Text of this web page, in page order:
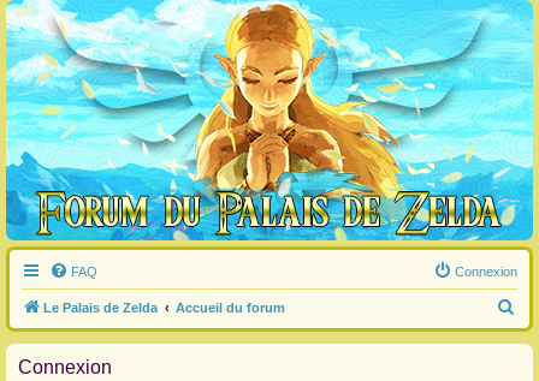
FAQ Connexion
Le Palais de Zelda Accueil du forum
e
Connexion